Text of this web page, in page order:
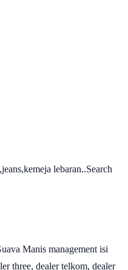
lebaran..Search
Manis management isi
three, dealer telkom, dealer